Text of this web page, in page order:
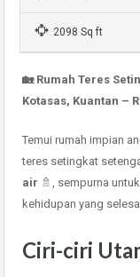
2098 Sq ft
🏡 Rumah Teres
Kotasas, Kuantan –
Temui rumah impian
teres setingkat
air 🚿, sempurna
kehidupan yang
Ciri-ciri